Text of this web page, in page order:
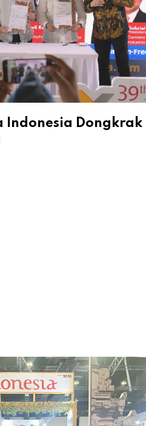
Indonesia Dongkrak